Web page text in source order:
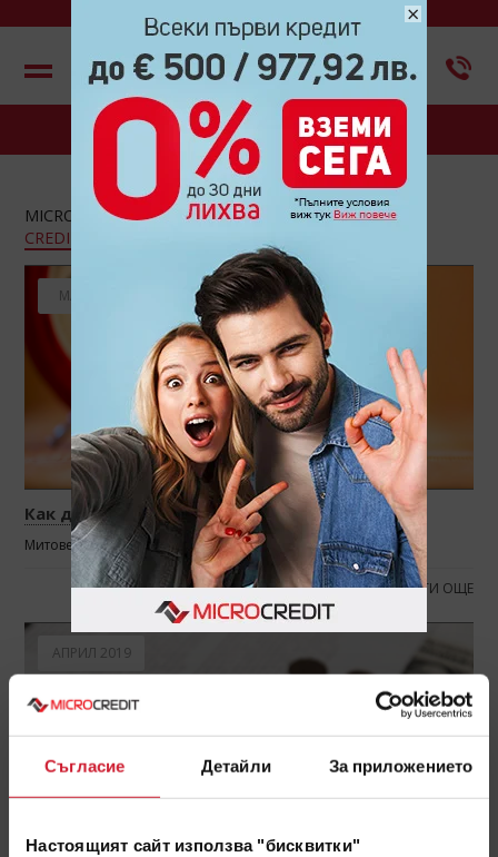
Съгласие Детайли За приложението
Настоящият сайт използва "бисквитки"
Меню
×
БЛОГ
MICROCREDIT(163) CREDINET (43) CREDIGO(7)
CREDIHOME
МАЙ 2019
Как да бъдем финансово независими?
Митове и неправилни практики за финансово планиране
ПРОЧЕТИ ОЩЕ
АПРИЛ 2019